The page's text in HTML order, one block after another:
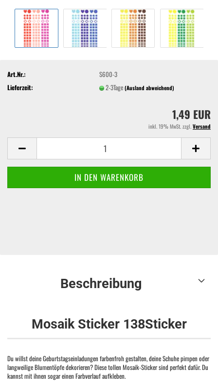
Art.Nr.:
S600-3
Lieferzeit:
2-3Tage(Ausland abweichend)
1,49 EUR
inkl. 19% MwSt. zzgl.Versand
Beschreibung
Mosaik Sticker 138Sticker
Du willst deine Geburtstagseinladungen farbenfroh gestalten, deine Schuhe pimpen oder
langweilige Blumentöpfe dekorieren? Diese tollen Mosaik-Sticker sind perfekt dafür. Du
kannst mit ihnen sogar einen Farbverlauf aufkleben.